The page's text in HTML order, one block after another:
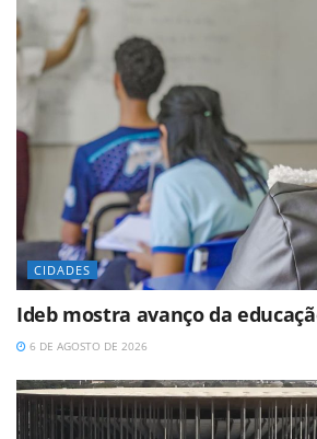
CIDADES
Ideb mostra avanço da
6 DE AGOSTO DE 2026